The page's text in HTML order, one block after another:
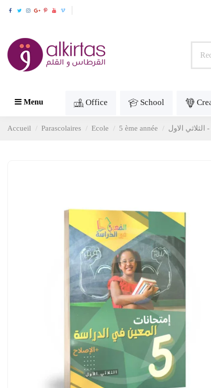
Menu Office School
Accueil Parascolaires Ecole 5 ème année الاول